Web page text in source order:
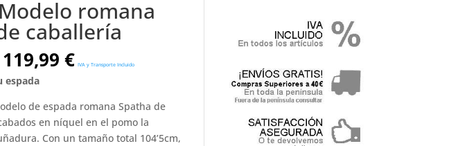
romana
caballería
El
precio
original
era:
144,00 €.
119,99 €El
precio
es:
119,99 €.
IVA y Transporte Incluido
espada
de espada romana Spatha de
en níquel en el pomo la
Con un tamaño total 104’5cm,